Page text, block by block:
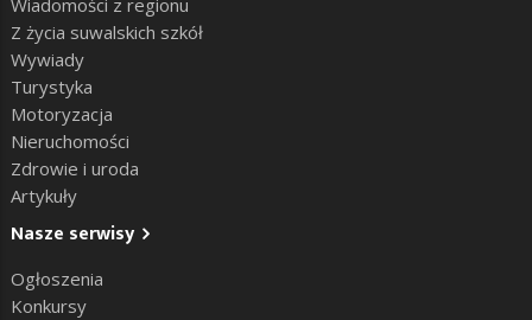
Wiadomości z regionu
Z życia suwalskich szkół
Wywiady
Turystyka
Motoryzacja
Nieruchomości
Zdrowie i uroda
Artykuły
Nasze serwisy
Ogłoszenia
Konkursy